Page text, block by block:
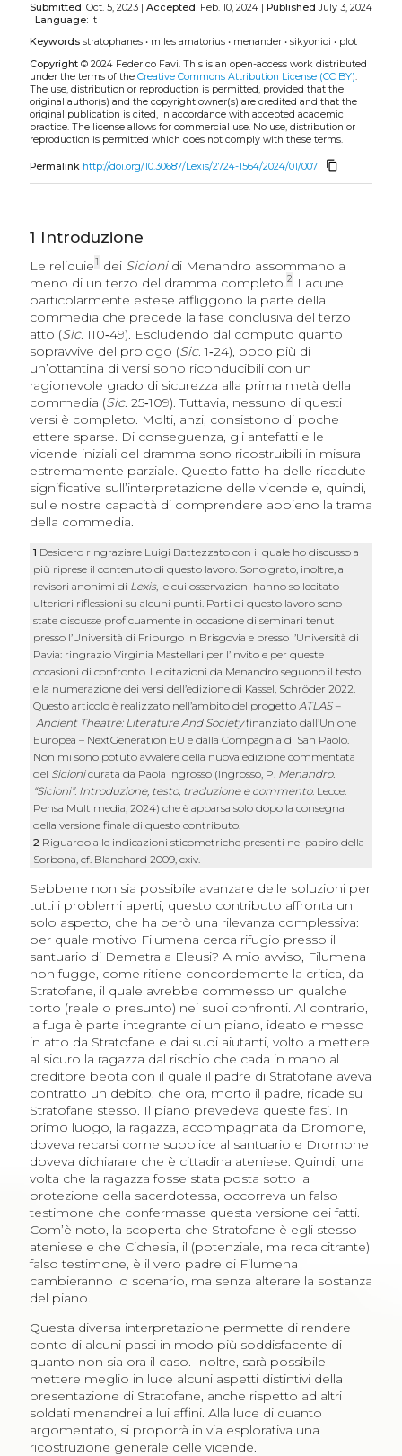
Submitted:Oct. 5, 2023 | Accepted:Feb. 10, 2024 | Published July 3, 2024
| Language:it
Keywords stratophanes• miles amatorius• menander• sikyonioi • plot
Copyright© 2024 Federico Favi. This is an open-access work distributed
under the terms of the Creative Commons Attribution License (CC BY).
The use, distribution or reproduction is permitted, provided that the
original author(s) and the copyright owner(s) are credited and that the
original publication is cited, in accordance with accepted academic
practice. The license allows for commercial use. No use, distribution or
reproduction is permitted which does not comply with these terms.
Permalink http://doi.org/10.30687/Lexis/2724-1564/2024/01/007 content_copy
1 Introduzione
Le reliquie1 dei Sicionidi Menandro assommano a
meno di un terzo del dramma completo.2
Lacune
particolarmente estese affliggono la parte della
commedia che precede la fase conclusiva del terzo
atto (Sic. 110‑49). Escludendo dal computo quanto
sopravvive del prologo (Sic. 1‑24), poco più di
un’ottantina di versi sono riconducibili con un
ragionevole grado di sicurezza alla prima metà della
commedia (Sic. 25‑109). Tuttavia, nessuno di questi
versi è completo. Molti, anzi, consistono di poche
lettere sparse. Di conseguenza, gli antefatti e le
vicende iniziali del dramma sono ricostruibili in misura
estremamente parziale. Questo fatto ha delle ricadute
significative sull’interpretazione delle vicende e, quindi,
sulle nostre capacità di comprendere appieno la trama
della commedia.
1 Desidero ringraziare Luigi Battezzato con il quale ho discusso a
più riprese il contenuto di questo lavoro. Sono grato, inoltre, ai
revisori anonimi di Lexis, le cui osservazioni hanno sollecitato
ulteriori riflessioni su alcuni punti. Parti di questo lavoro sono
state discusse proficuamente in occasione di seminari tenuti
presso l’Università di Friburgo in Brisgovia e presso l’Università di
Pavia: ringrazio Virginia Mastellari per l’invito e per queste
occasioni di confronto. Le citazioni da Menandro seguono il testo
e la numerazione dei versi dell’edizione di Kassel, Schröder 2022.
Questo articolo è realizzato nell’ambito del progetto ATLAS –
Ancient Theatre: Literature And Societyfinanziato dall’Unione
Europea – NextGeneration EU e dalla Compagnia di San Paolo.
Non mi sono potuto avvalere della nuova edizione commentata
dei Sicionicurata da Paola Ingrosso (Ingrosso, P. Menandro.
“Sicioni”. Introduzione, testo, traduzione e commento. Lecce:
Pensa Multimedia, 2024) che è apparsa solo dopo la consegna
della versione finale di questo contributo.
2 Riguardo alle indicazioni sticometriche presenti nel papiro della
Sorbona, cf. Blanchard 2009, cxiv.
Sebbene non sia possibile avanzare delle soluzioni per
tutti i problemi aperti, questo contributo affronta un
solo aspetto, che ha però una rilevanza complessiva:
per quale motivo Filumena cerca rifugio presso il
santuario di Demetra a Eleusi? A mio avviso, Filumena
non fugge, come ritiene concordemente la critica, da
Stratofane, il quale avrebbe commesso un qualche
torto (reale o presunto) nei suoi confronti. Al contrario,
la fuga è parte integrante di un piano, ideato e messo
in atto da Stratofane e dai suoi aiutanti, volto a mettere
al sicuro la ragazza dal rischio che cada in mano al
creditore beota con il quale il padre di Stratofane aveva
contratto un debito, che ora, morto il padre, ricade su
Stratofane stesso. Il piano prevedeva queste fasi. In
primo luogo, la ragazza, accompagnata da Dromone,
doveva recarsi come supplice al santuario e Dromone
doveva dichiarare che è cittadina ateniese. Quindi, una
volta che la ragazza fosse stata posta sotto la
protezione della sacerdotessa, occorreva un falso
testimone che confermasse questa versione dei fatti.
Com’è noto, la scoperta che Stratofane è egli stesso
ateniese e che Cichesia, il (potenziale, ma recalcitrante)
falso testimone, è il vero padre di Filumena
cambieranno lo scenario, ma senza alterare la sostanza
del piano.
Questa diversa interpretazione permette di rendere
conto di alcuni passi in modo più soddisfacente di
quanto non sia ora il caso. Inoltre, sarà possibile
mettere meglio in luce alcuni aspetti distintivi della
presentazione di Stratofane, anche rispetto ad altri
soldati menandrei a lui affini. Alla luce di quanto
argomentato, si proporrà in via esplorativa una
ricostruzione generale delle vicende.